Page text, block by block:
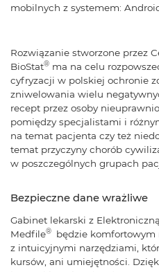
mobilnych z systemem:
Rozwiązanie stworzone przez
BioStat® ma na celu
cyfryzacji w polskiej ochronie
zniwelowania wielu
recept przez osoby
pomiędzy specjalistami i
na temat pacjenta czy też
temat przyczyny chorób
w poszczególnych grupach
Bezpieczne dane wrażliwe
Gabinet lekarski z
Medfile®
będzie
z intuicyjnymi narzędziami,
kursów, ani umiejętności.